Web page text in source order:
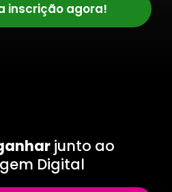
inscrição agora!
junto ao
Digital